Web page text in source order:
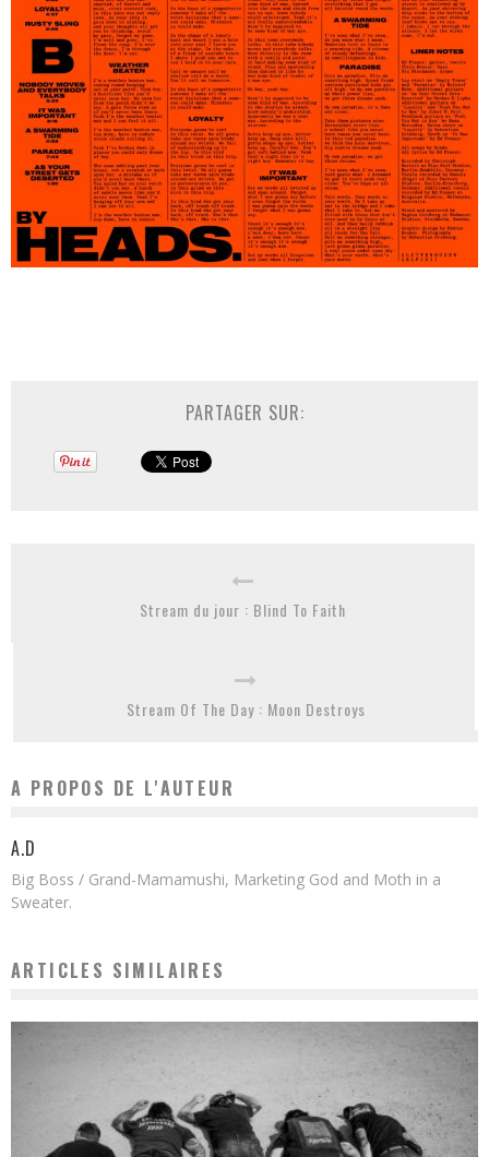
PARTAGER SUR:
Stream du jour : Blind To Faith
Stream Of The Day : Moon Destroys
A PROPOS DE L'AUTEUR
A.D
Big Boss / Grand-Mamamushi, Marketing God and Moth in a
Sweater.
ARTICLES SIMILAIRES